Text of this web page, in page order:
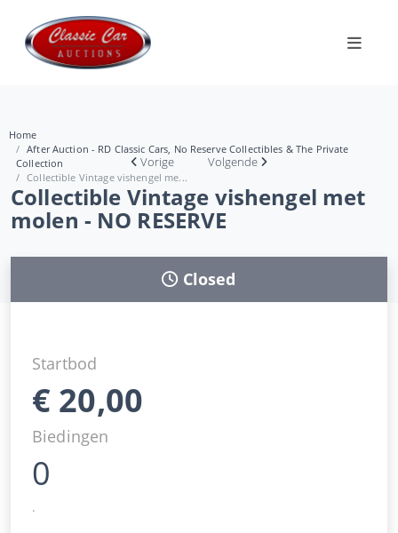
Home
After Auction - RD Classic Cars, No Reserve Collectibles & The Private
Collection
Collectible Vintage vishengel me...
Vorige Volgende
Collectible Vintage vishengel met
molen - NO RESERVE
Closed
Startbod
€ 20,00
Biedingen
0
.